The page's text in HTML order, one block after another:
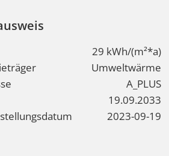
29 kWh/(m²*a)
Umweltwärme
A_PLUS
19.09.2033
2023-09-19